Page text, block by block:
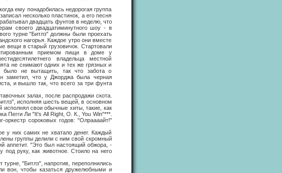
ему понадобилась недорогая группа
несколько пластинок, а его песня
двадцать фунтов в неделю, что
своего двадцатиминутного шоу - в
турне "Битлз" должны были проехать
нагорья. Каждое утро они вместе
вещи в старый грузовичок. Стартовали
приемом пищи в доме у
владельца местной
не снимают одних и тех же грязных и
было не вытащить, так что забота о
заметил, что у Джорджа была черная
и вышло так, что всего за три фунта
залах, после распродажи скота.
исполняя шесть вещей, в основном
исполнял свои обычные хиты, такие, как
Пегги Ли "It's All Right, О. К., You Win"***.
оркестр сороковых годов: "Олраааайт!"
них самих не хватало денег. Каждый
группы делили с ним свой скромный
аппетит. "Это был настоящий обжора, -
руку, как животное. Стоило на него
"Битлз", напротив, переполнились
вон, чтобы казаться дружелюбными и